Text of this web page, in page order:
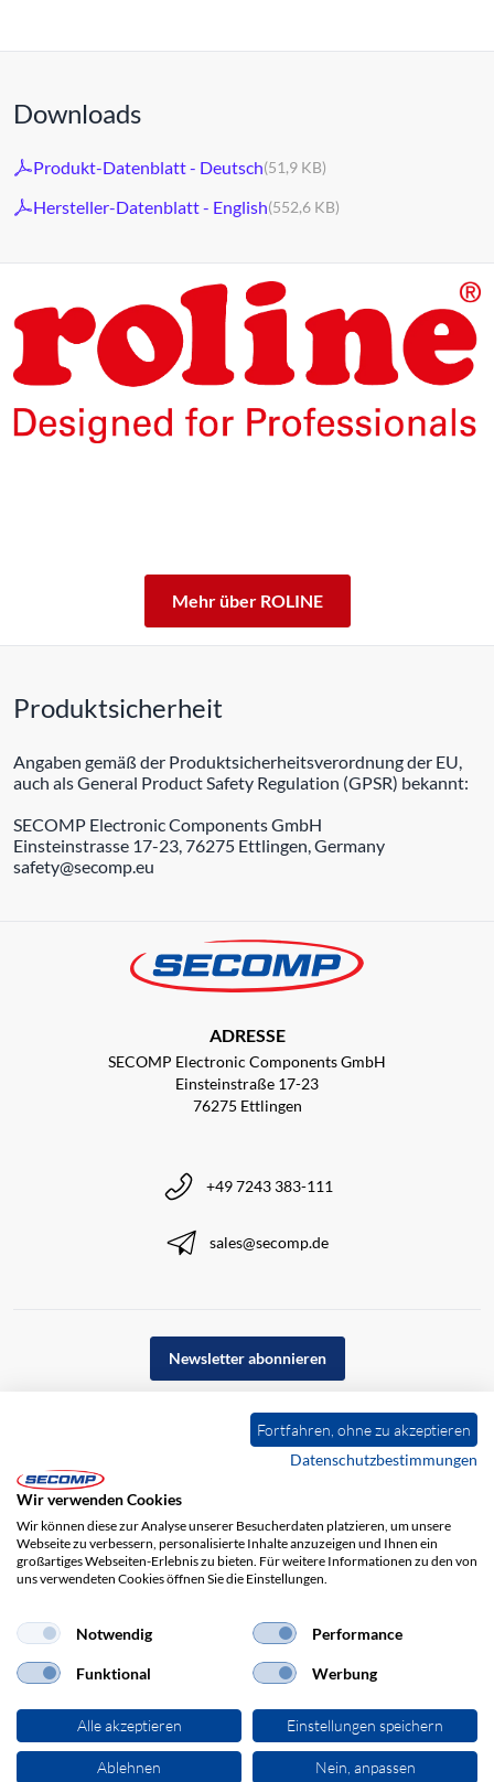
Downloads
Produkt-Datenblatt - Deutsch(51,9 KB)
Hersteller-Datenblatt - English(552,6 KB)
Mehr über ROLINE
Produktsicherheit
Angaben gemäß der Produktsicherheitsverordnung der EU,
auch als General Product Safety Regulation (GPSR) bekannt:
SECOMP Electronic Components GmbH
Einsteinstrasse 17-23, 76275 Ettlingen, Germany
safety@secomp.eu
ADRESSE
SECOMP Electronic Components GmbH
Einsteinstraße 17-23
76275 Ettlingen
+49 7243 383-111
sales@secomp.de
Newsletter abonnieren
Impressum Haftungsausschluss
© 2026 SECOMP Electronic Components GmbH. Alle Rechte vorbehalten.
Fortfahren, ohne zu akzeptieren
Datenschutzbestimmungen
Wir verwenden Cookies
Wir können diese zur Analyse unserer Besucherdaten platzieren, um unsere
Webseite zu verbessern, personalisierte Inhalte anzuzeigen und Ihnen ein
großartiges Webseiten-Erlebnis zu bieten. Für weitere Informationen zu den von
uns verwendeten Cookies öffnen Sie die Einstellungen.
Notwendig Performance
Funktional Werbung
Alle akzeptieren Einstellungen speichern
Ablehnen Nein, anpassen